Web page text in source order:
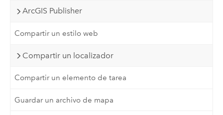
ArcGIS Publisher
Compartir un estilo web
Compartir un localizador
Compartir un elemento de tarea
Guardar un archivo de mapa